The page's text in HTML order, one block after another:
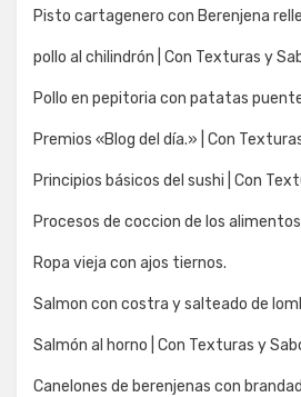
Pisto cartagenero con Berenjena
pollo al chilindrón | Con Texturas y
Pollo en pepitoria con patatas
Premios «Blog del día.» | Con
Principios básicos del sushi | Con
Procesos de coccion de los alimentos
Ropa vieja con ajos tiernos.
Salmon con costra y salteado de
Salmón al horno | Con Texturas y
Canelones de berenjenas con